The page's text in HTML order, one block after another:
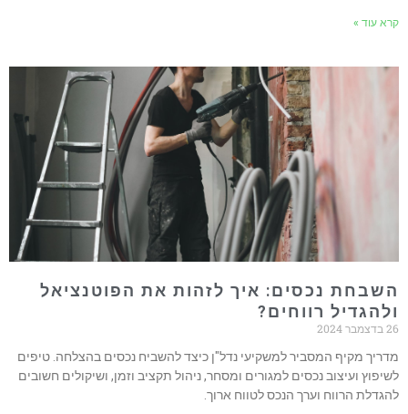
קרא עוד »
השבחת נכסים: איך לזהות את הפוטנציאל
ולהגדיל רווחים?
26 בדצמבר 2024
מדריך מקיף המסביר למשקיעי נדל"ן כיצד להשביח נכסים בהצלחה. טיפים
לשיפוץ ועיצוב נכסים למגורים ומסחר, ניהול תקציב וזמן, ושיקולים חשובים
להגדלת הרווח וערך הנכס לטווח ארוך.